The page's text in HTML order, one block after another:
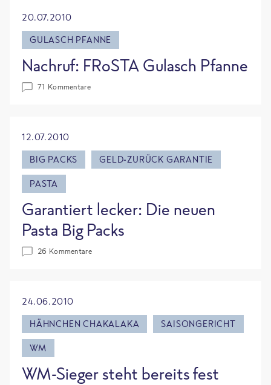
20.07.2010
GULASCH PFANNE
Nachruf: FRoSTA Gulasch Pfanne
71 Kommentare
12.07.2010
BIG PACKS
GELD-ZURÜCK GARANTIE
PASTA
Garantiert lecker: Die neuen
Pasta Big Packs
26 Kommentare
24.06.2010
HÄHNCHEN CHAKALAKA
SAISONGERICHT
WM
WM-Sieger steht bereits fest